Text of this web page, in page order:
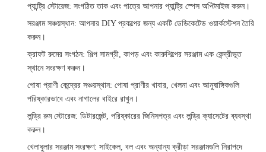
প্যান্ট্রি স্টোরেজ: সংগঠিত তাক এবং পাত্রে আপনার প্যান্ট্রি স্পেস অপ্টিমাইজ করুন।
সরঞ্জাম সঞ্চয়স্থান: আপনার DIY প্রকল্পের জন্য একটি ডেডিকেটেড ওয়ার্কস্টেশন তৈরি
করুন।
ক্রাফট রুমের সংগঠন: শিল্প সামগ্রী, কাপড় এবং কারুশিল্পের সরঞ্জাম এক কেন্দ্রীভূত
স্থানে সংরক্ষণ করুন।
পোষা প্রাণী কেন্দ্রের সঞ্চয়স্থান: পোষা প্রাণীর খাবার, খেলনা এবং আনুষাঙ্গিকগুলি
পরিষ্কারভাবে এবং নাগালের বাইরে রাখুন।
লন্ড্রি রুম স্টোরেজ: ডিটারজেন্ট, পরিষ্কারের জিনিসপত্র এবং লন্ড্রি ক্যাসেটের ব্যবস্থা
করুন।
খেলাধুলার সরঞ্জাম সংরক্ষণ: সাইকেল, বল এবং অন্যান্য ক্রীড়া সরঞ্জামগুলি নিরাপদে